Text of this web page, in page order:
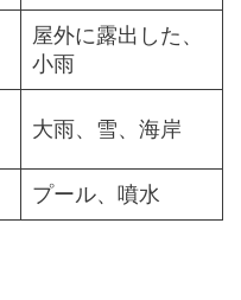
屋外に露出した、
小雨
大雨、雪、海岸
プール、噴水